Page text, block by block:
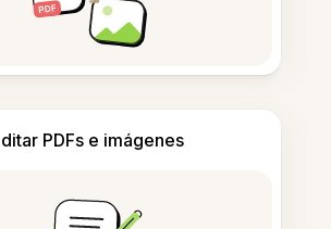
PDFs e imágenes